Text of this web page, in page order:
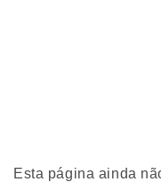
Esta página ainda